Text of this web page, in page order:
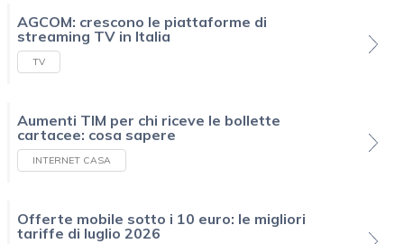
AGCOM: crescono le piattaforme di
streaming TV in Italia
TV
Aumenti TIM per chi riceve le bollette
cartacee: cosa sapere
INTERNET CASA
Offerte mobile sotto i 10 euro: le migliori
tariffe di luglio 2026